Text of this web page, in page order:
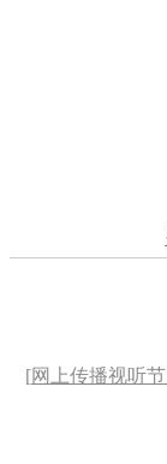
[网上传播视听节